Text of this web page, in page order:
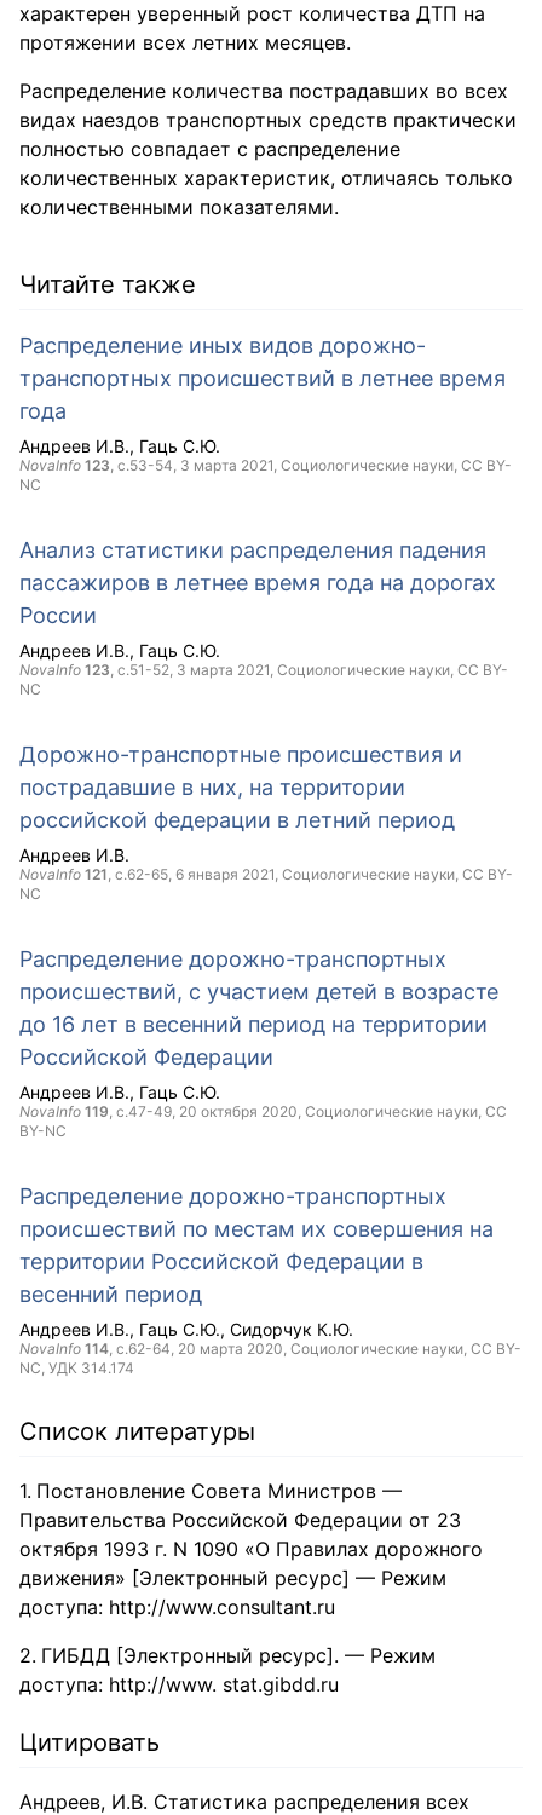
характерен уверенный рост количества ДТП на
протяжении всех летних месяцев.
Распределение количества пострадавших во всех
видах наездов транспортных средств практически
полностью совпадает с распределение
количественных характеристик, отличаясь только
количественными показателями.
Читайте также
Распределение иных видов дорожно-
транспортных происшествий в летнее время
года
Андреев И.В. Гаць С.Ю.
NovaInfo 123, с.53-54, 3 марта 2021, Социологические науки, CC BY-
NC
Анализ статистики распределения падения
пассажиров в летнее время года на дорогах
России
Андреев И.В. Гаць С.Ю.
NovaInfo 123, с.51-52, 3 марта 2021, Социологические науки, CC BY-
NC
Дорожно-транспортные происшествия и
пострадавшие в них, на территории
российской федерации в летний период
Андреев И.В.
NovaInfo 121, с.62-65, 6 января 2021, Социологические науки, CC BY-
NC
Распределение дорожно-транспортных
происшествий, с участием детей в возрасте
до 16 лет в весенний период на территории
Российской Федерации
Андреев И.В. Гаць С.Ю.
NovaInfo 119, с.47-49, 20 октября 2020, Социологические науки, CC
BY-NC
Распределение дорожно-транспортных
происшествий по местам их совершения на
территории Российской Федерации в
весенний период
Андреев И.В. Гаць С.Ю. Сидорчук К.Ю.
NovaInfo 114, с.62-64, 20 марта 2020, Социологические науки, CC BY-
NC, УДК 314.174
Список литературы
Постановление Совета Министров —
Правительства Российской Федерации от 23
октября 1993 г. N 1090 «О Правилах дорожного
движения» [Электронный ресурс] — Режим
доступа: http://www.consultant.ru
ГИБДД [Электронный ресурс]. — Режим
доступа: http://www. stat.gibdd.ru
Цитировать
Андреев, И.В. Статистика распределения всех